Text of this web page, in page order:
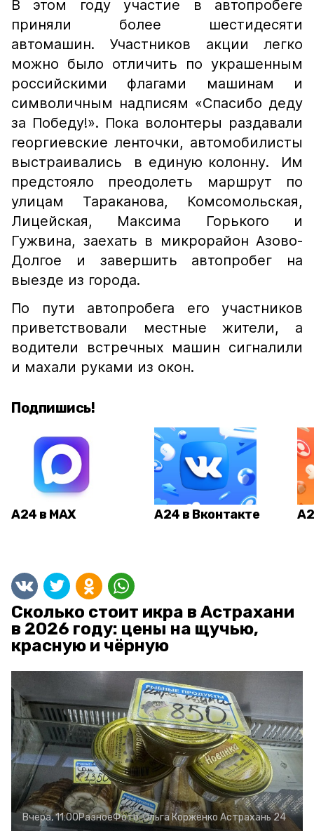
В этом году участие в автопробеге
приняли более шестидесяти
автомашин. Участников акции легко
можно было отличить по украшенным
российскими флагами машинам и
символичным надписям «Спасибо деду
за Победу!». Пока волонтеры раздавали
георгиевские ленточки, автомобилисты
выстраивались в единую колонну. Им
предстояло преодолеть маршрут по
улицам Тараканова, Комсомольская,
Лицейская, Максима Горького и
Гужвина, заехать в микрорайон Азово-
Долгое и завершить автопробег на
выезде из города.
По пути автопробега его участников
приветствовали местные жители, а
водители встречных машин сигналили
и махали руками из окон.
Подпишись!
А24 в MAX А24 в Вконтакте
Сколько стоит икра в Астрахани
в 2026 году: цены на щучью,
красную и чёрную
Вчера, 11:00РазноеФото:Ольга Корженко Астрахань 24